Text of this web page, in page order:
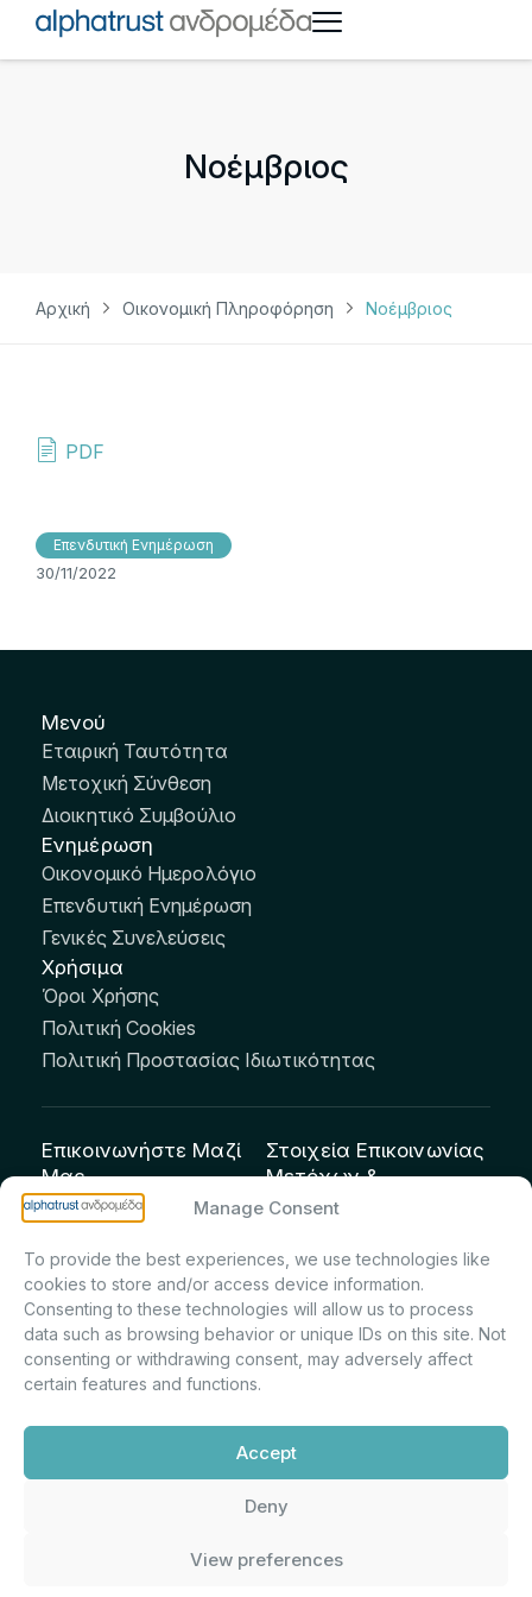
Manage Consent
To provide the best experiences, we use technologies like
cookies to store and/or access device information.
Consenting to these technologies will allow us to process
data such as browsing behavior or unique IDs on this site. Not
consenting or withdrawing consent, may adversely affect
certain features and functions.
Accept
Deny
View preferences
Νοέμβριος
Αρχική Οικονομική Πληροφόρηση Νοέμβριος
PDF
Επενδυτική Ενημέρωση
30/11/2022
Μενού
Εταιρική Ταυτότητα
Μετοχική Σύνθεση
Διοικητικό Συμβούλιο
Ενημέρωση
Οικονομικό Ημερολόγιο
Επενδυτική Ενημέρωση
Γενικές Συνελεύσεις
Χρήσιμα
Όροι Χρήσης
Πολιτική Cookies
Πολιτική Προστασίας Ιδιωτικότητας
Επικοινωνήστε Μαζί
Μας
info@andromeda.eu
Οδός Αριστείδου 1,
Κηφισιά Τ.Κ. 14561
Στοιχεία Επικοινωνίας
Μετόχων &
Επενδυτών:
Πρίντσιου – Corporate
Secretary & Investor
Relations – Τμήμα
Μετοχολογίου –
Ανακοινώσεων
m.printsiou@andromeda.eu